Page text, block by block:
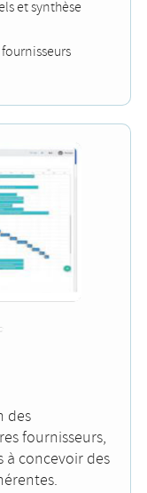
et synthèse
des
fournisseurs,
à concevoir des